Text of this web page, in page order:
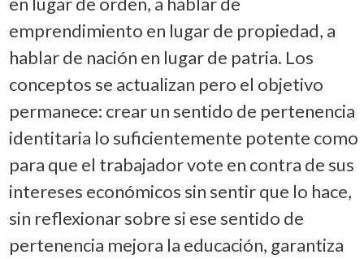
emprendimiento en lugar de propiedad, a
hablar de nación en lugar de patria. Los
conceptos se actualizan pero el objetivo
permanece: crear un sentido de pertenencia
identitaria lo suficientemente potente como
para que el trabajador vote en contra de sus
intereses económicos sin sentir que lo hace,
sin reflexionar sobre si ese sentido de
pertenencia mejora la educación, garantiza